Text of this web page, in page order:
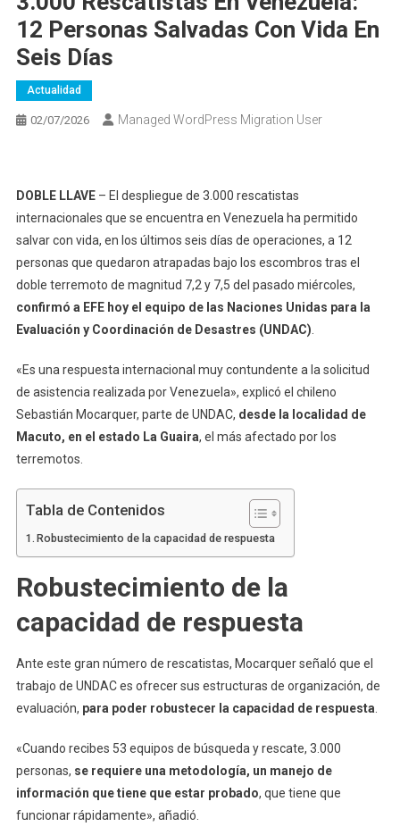
12 Personas Salvadas Con Vida En
Seis Días
Actualidad
02/07/2026 Managed WordPress Migration User
DOBLE LLAVE– El despliegue de 3.000 rescatistas
internacionales que se encuentra en Venezuela ha permitido
salvar con vida, en los últimos seis días de operaciones, a 12
personas que quedaron atrapadas bajo los escombros tras el
doble terremoto de magnitud 7,2 y 7,5 del pasado miércoles,
confirmó a EFE hoy el equipo de las Naciones Unidas para la
Evaluación y Coordinación de Desastres (UNDAC)
«Es una respuesta internacional muy contundente a la solicitud
de asistencia realizada por Venezuela», explicó el chileno
Sebastián Mocarquer, parte de UNDAC, desde la localidad de
Macuto, en el estado La Guaira, el más afectado por los
terremotos.
Tabla de Contenidos
Robustecimiento de la capacidad de respuesta
Robustecimiento de la
capacidad de respuesta
Ante este gran número de rescatistas, Mocarquer señaló que el
trabajo de UNDAC es ofrecer sus estructuras de organización, de
evaluación, para poder robustecer la capacidad de respuesta
«Cuando recibes 53 equipos de búsqueda y rescate, 3.000
personas, se requiere una metodología, un manejo de
información que tiene que estar probado, que tiene que
funcionar rápidamente», añadió.